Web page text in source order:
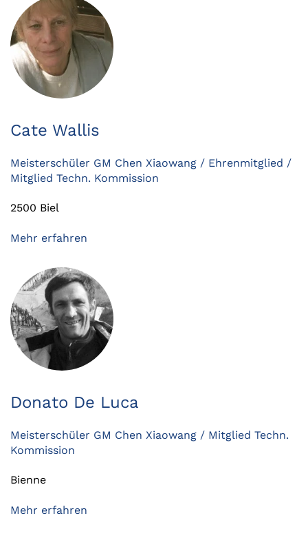
Cate Wallis
Meisterschüler GM Chen Xiaowang / Ehrenmitglied /
Mitglied Techn. Kommission
2500 Biel
Mehr erfahren
Donato De Luca
Meisterschüler GM Chen Xiaowang / Mitglied Techn.
Kommission
Bienne
Mehr erfahren